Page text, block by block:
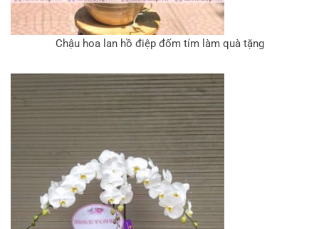
Chậu hoa lan hồ điệp đốm tím làm quà tặng